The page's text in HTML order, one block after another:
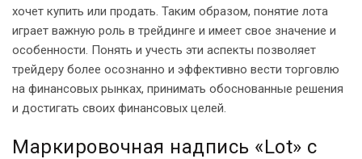
хочет купить или продать. Таким образом, понятие лота
играет важную роль в трейдинге и имеет свое значение и
особенности. Понять и учесть эти аспекты позволяет
трейдеру более осознанно и эффективно вести торговлю
на финансовых рынках, принимать обоснованные решения
и достигать своих финансовых целей.
Маркировочная надпись «Lot» с